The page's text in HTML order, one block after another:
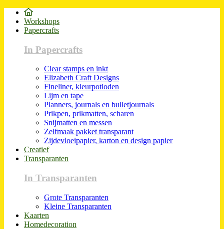
Workshops
Papercrafts
In Papercrafts
Clear stamps en inkt
Elizabeth Craft Designs
Fineliner, kleurpotloden
Lijm en tape
Planners, journals en bulletjournals
Prikpen, prikmatten, scharen
Snijmatten en messen
Zelfmaak pakket transparant
Zijdevloeipapier, karton en design papier
Creatief
Transparanten
In Transparanten
Grote Transparanten
Kleine Transparanten
Kaarten
Homedecoration